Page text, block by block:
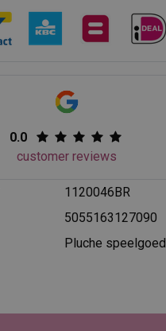
0.0
customer reviews
1120046BR
5055163127090
Pluche speelgoed